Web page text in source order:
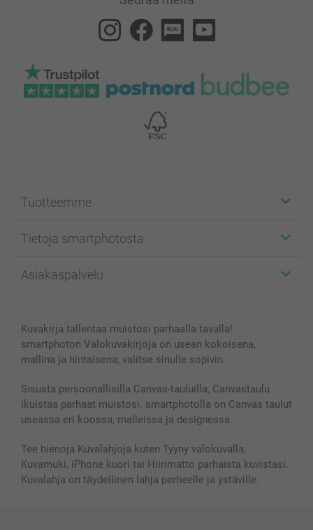
Tuotteemme
Kuvakortit
Kuvakirjat
Kännykkä & Tabletti
MyNameBook
Valokuvakehykset & Lisätarvikkeet
Lahjakortti
Kaikki kuvatuotteet
Tietoja smartphotosta
Affiliate ohjelma
Sivukartta
Ehdot/takuut
Asiakaspalvelu
smartbonus
Hinnat & maksutavat
Kuvakirja tallentaa muistosi parhaalla tavalla!
smartphoton Valokuvakirjoja on usean kokoisena,
mallina ja hintaisena, valitse sinulle sopivin.
Sisusta persoonallisilla Canvas-tauluilla, Canvastaulu
ikuistaa parhaat muistosi. smartphotolla on Canvas taulut
useassa eri koossa, malleissa ja designessa.
Tee hienoja Kuvalahjoja kuten Tyyny valokuvalla,
Kuvamuki, iPhone kuori tai Hiirimatto parhaista kuvistasi.
Kuvalahja on täydellinen lahja perheelle ja ystäville.